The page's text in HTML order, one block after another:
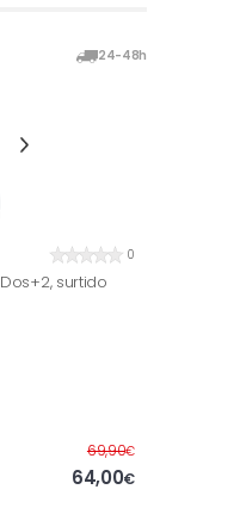
24-48h
0
surtido
69,90€Antes
64,00€